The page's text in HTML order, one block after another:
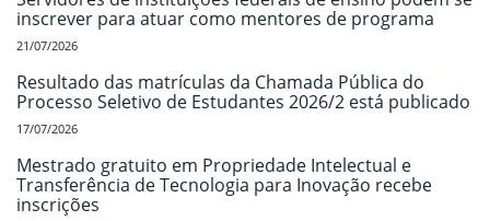
inscrever para atuar como mentores de programa
21/07/2026
Resultado das matrículas da Chamada Pública do
Processo Seletivo de Estudantes 2026/2 está publicado
17/07/2026
Mestrado gratuito em Propriedade Intelectual e
Transferência de Tecnologia para Inovação recebe
inscrições